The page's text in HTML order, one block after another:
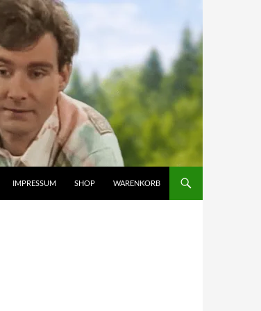
IMPRESSUM SHOP WARENKORB